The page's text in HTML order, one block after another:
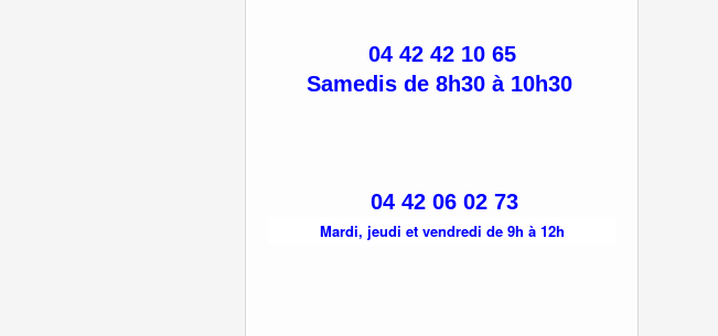
04 42 42 10 65
Samedis de 8h30 à 10h30
04 42 06 02 73
Mardi, jeudi et vendredi de 9h à 12h